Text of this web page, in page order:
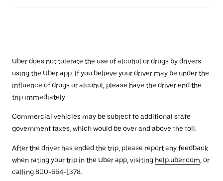
Uber does not tolerate the use of alcohol or drugs by drivers
using the Uber app. If you believe your driver may be under the
influence of drugs or alcohol, please have the driver end the
trip immediately.
Commercial vehicles may be subject to additional state
government taxes, which would be over and above the toll.
After the driver has ended the trip, please report any feedback
when rating your trip in the Uber app, visiting help.uber.com , or
calling 800-664-1378.